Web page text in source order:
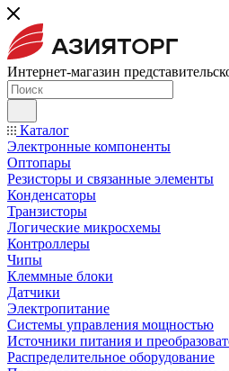
Интернет-магазин
Каталог
Электронные компоненты
Оптопары
Резисторы и связанные элементы
Конденсаторы
Транзисторы
Логические микросхемы
Контроллеры
Чипы
Клеммные блоки
Датчики
Электропитание
Системы управления мощностью
Источники питания и
Распределительное оборудование